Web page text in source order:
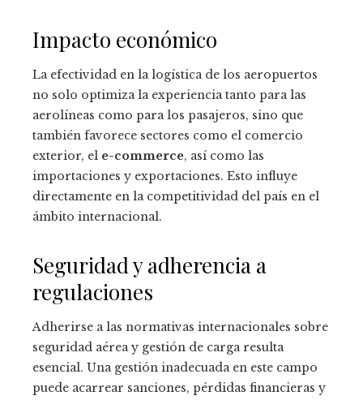
Impacto económico
La efectividad en la logística de los aeropuertos
no solo optimiza la experiencia tanto para las
aerolíneas como para los pasajeros, sino que
también favorece sectores como el comercio
exterior, el e-commerce, así como las
importaciones y exportaciones. Esto influye
directamente en la competitividad del país en el
ámbito internacional.
Seguridad y adherencia a
regulaciones
Adherirse a las normativas internacionales sobre
seguridad aérea y gestión de carga resulta
esencial. Una gestión inadecuada en este campo
puede acarrear sanciones, pérdidas financieras y